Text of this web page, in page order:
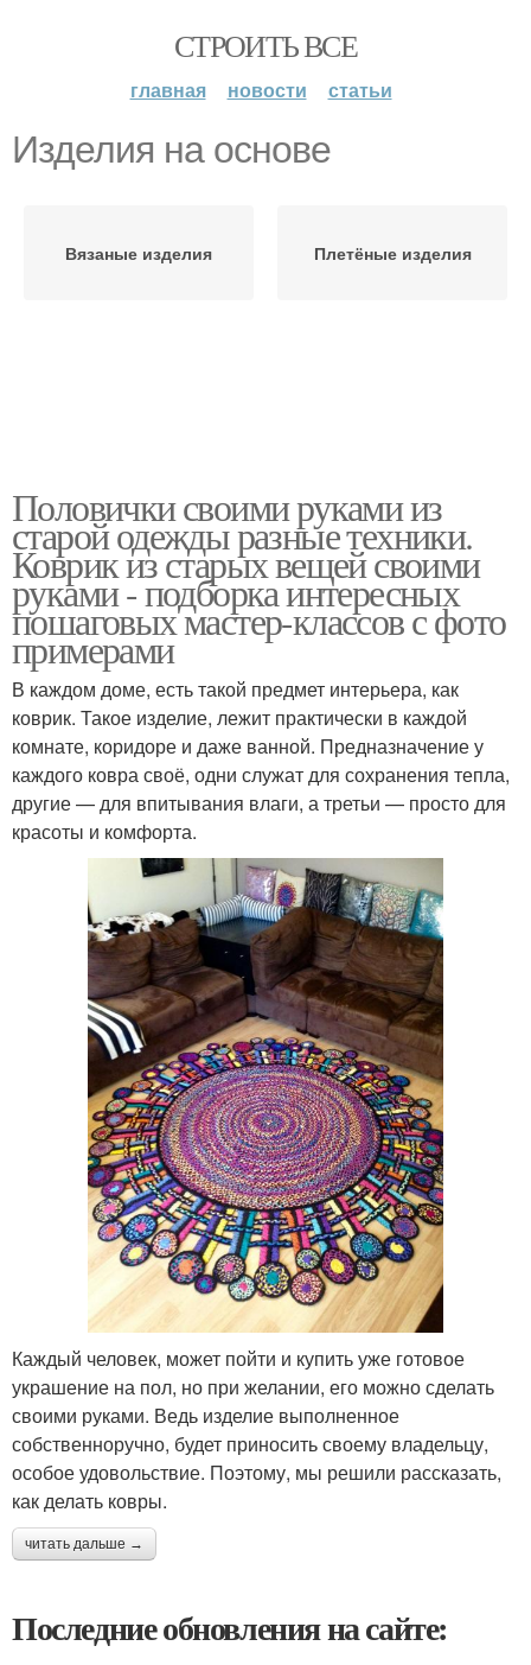
СТРОИТЬ ВСЕ
главная новости статьи
Изделия на основе
Вязаные изделия Плетёные изделия
Половички своими руками из
старой одежды разные техники.
Коврик из старых вещей своими
руками - подборка интересных
пошаговых мастер-классов с фото
примерами
В каждом доме, есть такой предмет интерьера, как
коврик. Такое изделие, лежит практически в каждой
комнате, коридоре и даже ванной. Предназначение у
каждого ковра своё, одни служат для сохранения тепла,
другие — для впитывания влаги, а третьи — просто для
красоты и комфорта.
Каждый человек, может пойти и купить уже готовое
украшение на пол, но при желании, его можно сделать
своими руками. Ведь изделие выполненное
собственноручно, будет приносить своему владельцу,
особое удовольствие. Поэтому, мы решили рассказать,
как делать ковры.
читать дальше →
Последние обновления на сайте: